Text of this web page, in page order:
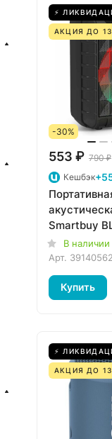
⚡
АКЦИЯ ДО
-30%
553 ₽ 790 ₽
Кешбэк
Smartbuy
Bluetooth,
подсветка
В наличии
Арт. 39140562
Купить
⚡
АКЦИЯ ДО